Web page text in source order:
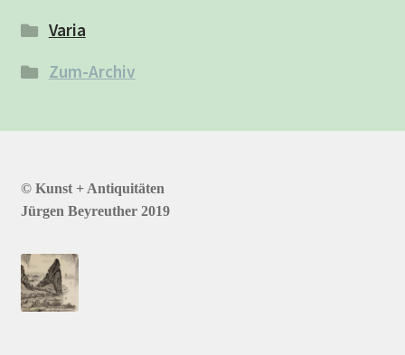
Varia
Zum-Archiv
© Kunst + Antiquitäten
Jürgen Beyreuther 2019